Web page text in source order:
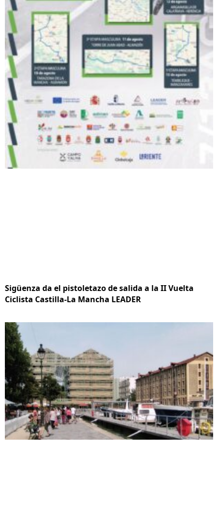
Sigüenza da el pistoletazo de salida a la II Vuelta
Ciclista Castilla-La Mancha LEADER